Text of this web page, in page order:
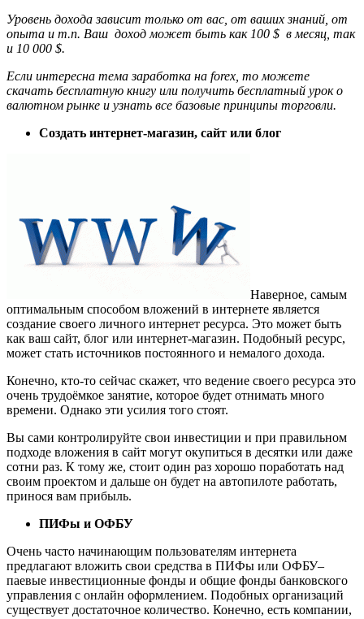
Уровень дохода зависит только от вас, от ваших знаний, от
опыта и т.п. Ваш доход может быть как 100 $ в месяц, так
и 10 000 $.
Если интересна тема заработка на forex, то можете
скачать бесплатную книгу или получить бесплатный урок о
валютном рынке и узнать все базовые принципы торговли.
Создать интернет-магазин, сайт или блог
Наверное, самым
оптимальным способом вложений в интернете является
создание своего личного интернет ресурса. Это может быть
как ваш сайт, блог или интернет-магазин. Подобный ресурс,
может стать источников постоянного и немалого дохода.
Конечно, кто-то сейчас скажет, что ведение своего ресурса это
очень трудоёмкое занятие, которое будет отнимать много
времени. Однако эти усилия того стоят.
Вы сами контролируйте свои инвестиции и при правильном
подходе вложения в сайт могут окупиться в десятки или даже
сотни раз. К тому же, стоит один раз хорошо поработать над
своим проектом и дальше он будет на автопилоте работать,
принося вам прибыль.
ПИФы и ОФБУ
Очень часто начинающим пользователям интернета
предлагают вложить свои средства в ПИФы или ОФБУ–
паевые инвестиционные фонды и общие фонды банковского
управления с онлайн оформлением. Подобных организаций
существует достаточное количество. Конечно, есть компании,